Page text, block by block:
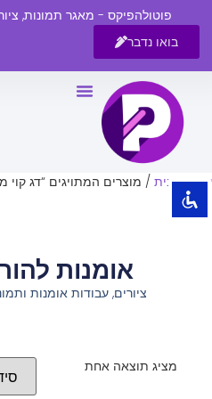
visibility_off השבת את ההבזקים
title סמן כותרות
צבע רקע
zoom_out
הקטנת גופן
הגדלת גופן
ניגודיות בהירה
פוטולהפיקס - מאגר תמונות,
בואו נדבר
עמוד הבית / מוצרים המתויגים “דג קוי
אומנות
ציורים, עבודות אומנות
מציג תוצאה אחת